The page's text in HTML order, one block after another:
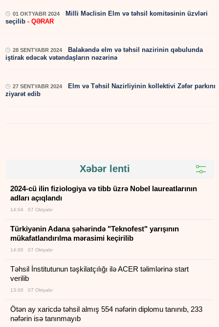
01 OKTYABR 2024
Milli Məclisin Elm və təhsil komitəsinin üzvləri
seçilib- QƏRAR
28 SENTYABR 2024
Balakəndə elm və təhsil nazirinin qəbulunda
iştirak edəcək vətəndaşların nəzərinə
27 SENTYABR 2024
Elm və Təhsil Nazirliyinin kollektivi Zəfər parkını
ziyarət edib
Xəbər lenti
2024-cü ilin fiziologiya və tibb üzrə Nobel laureatlarının
adları açıqlandı
14:04 07 Oktyabr
Türkiyənin Adana şəhərində "Teknofest" yarışının
mükafatlandırılma mərasimi keçirilib
14:00 07 Oktyabr
Təhsil İnstitutunun təşkilatçılığı ilə ACER təlimlərinə start
verilib
13:00 07 Oktyabr
Ötən ay xaricdə təhsil almış 554 nəfərin diplomu tanınıb, 233
nəfərin isə tanınmayıb